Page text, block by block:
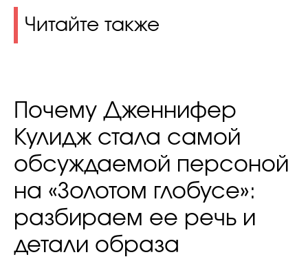
Читайте также
Почему Дженнифер
Кулидж стала самой
обсуждаемой персоной
на «Золотом глобусе»:
разбираем ее речь и
детали образа